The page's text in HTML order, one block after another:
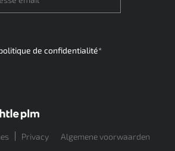
de confidentialité*
Privacy Algemene voorwaarden